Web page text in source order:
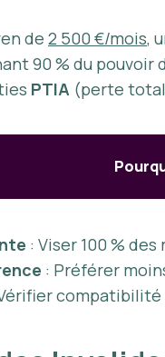
de 2 500 €/mois,
90 % du pouvoir
PTIA (perte
: Viser 100 %
: Préférer
compatibilité